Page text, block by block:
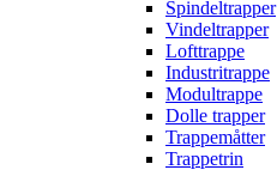
Spindeltrapper
Vindeltrapper
Lofttrappe
Industritrappe
Modultrappe
Dolle trapper
Trappemåtter
Trappetrin